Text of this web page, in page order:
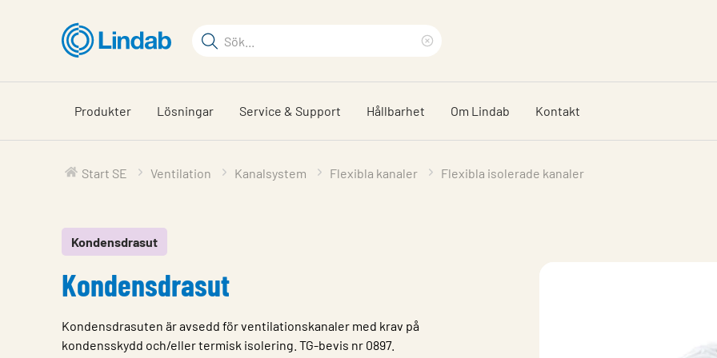
huvudinnehållet
Sökord
på
sajten
sökfras
Produkter Lösningar Service & Support Hållbarhet Om Lindab Kontakt
Start SE Ventilation Kanalsystem Flexibla kanaler Flexibla isolerade kanaler
Kondensdrasut
Kondensdrasut
Kondensdrasuten är avsedd för ventilationskanaler med krav på
kondensskydd och/eller termisk isolering. TG-bevis nr 0897.